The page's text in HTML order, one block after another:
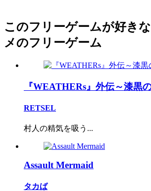
このフリーゲームが好き
メのフリーゲーム
『WEATHERs』外伝～漆黒
RETSEL
村人の精気を吸う...
Assault Mermaid
タカば